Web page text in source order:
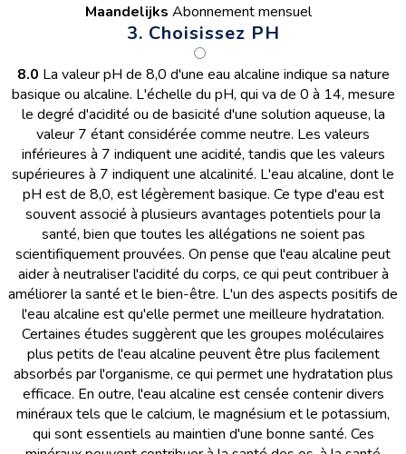
Maandelijks Abonnement mensuel
3. Choisissez PH
8.0 La valeur pH de 8,0 d'une eau alcaline indique sa nature
basique ou alcaline. L'échelle du pH, qui va de 0 à 14, mesure
le degré d'acidité ou de basicité d'une solution aqueuse, la
valeur 7 étant considérée comme neutre. Les valeurs
inférieures à 7 indiquent une acidité, tandis que les valeurs
supérieures à 7 indiquent une alcalinité. L'eau alcaline, dont le
pH est de 8,0, est légèrement basique. Ce type d'eau est
souvent associé à plusieurs avantages potentiels pour la
santé, bien que toutes les allégations ne soient pas
scientifiquement prouvées. On pense que l'eau alcaline peut
aider à neutraliser l'acidité du corps, ce qui peut contribuer à
améliorer la santé et le bien-être. L'un des aspects positifs de
l'eau alcaline est qu'elle permet une meilleure hydratation.
Certaines études suggèrent que les groupes moléculaires
plus petits de l'eau alcaline peuvent être plus facilement
absorbés par l'organisme, ce qui permet une hydratation plus
efficace. En outre, l'eau alcaline est censée contenir divers
minéraux tels que le calcium, le magnésium et le potassium,
qui sont essentiels au maintien d'une bonne santé. Ces